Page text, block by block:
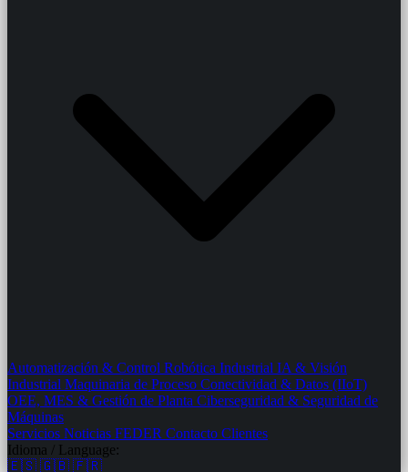
Automatización & Control Robótica Industrial IA & Visión
Industrial Maquinaria de Proceso Conectividad & Datos (IIoT)
OEE, MES & Gestión de Planta Ciberseguridad & Seguridad de
Máquinas
Servicios Noticias FEDER Contacto Clientes
Idioma / Language:
🇪🇸 🇬🇧 🇫🇷